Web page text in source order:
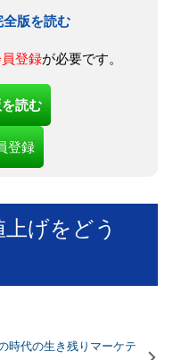
全版を読む
登録が必要です。
読む
登録
げをどう
代の生き残りマーケテ